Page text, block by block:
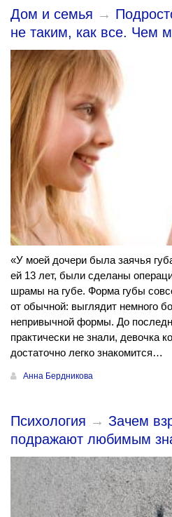
Дом и семья →
не таким, как все. Чем
«У моей дочери была заячья
ей 13 лет, были сделаны
шрамы на губе. Форма губы
от обычной: выглядит немного
непривычной формы. До
практически не знали, девочка
достаточно легко знакомится…
Анна Бердникова
Психология → Зачем
подражают любимым